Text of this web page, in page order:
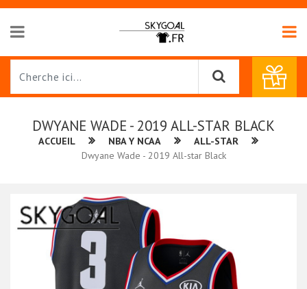
DWYANE WADE - 2019 ALL-STAR BLACK
ACCUEIL NBA Y NCAA
ALL-STAR
Dwyane Wade - 2019 All-star Black